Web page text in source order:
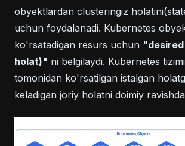
obyektlardan clusteringiz
uchun foydalanadi. Kubernetes
ko'rsatadigan resurs uchun
holat)" ni belgilaydi. Kubernetes
tomonidan ko'rsatilgan istalgan
keladigan joriy holatni doimiy